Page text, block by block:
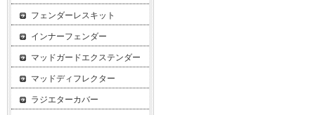
フェンダーレスキット
インナーフェンダー
マッドガードエクステンダー
マッドディフレクター
ラジエターカバー